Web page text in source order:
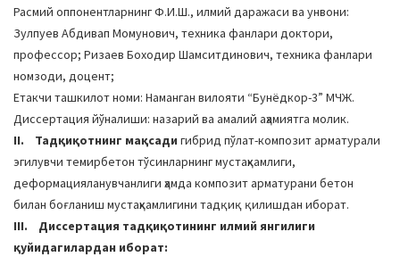
Расмий оппонентларнинг Ф.И.Ш., илмий даражаси ва унвони:
Зулпуев Абдивап Момунович, техника фанлари доктори,
профессор; Ризаев Боходир Шамситдинович, техника фанлари
номзоди, доцент;
Етакчи ташкилот номи: Наманган вилояти “Бунёдкор-3” МЧЖ.
Диссертация йўналиши: назарий ва амалий аҳамиятга молик.
II. Тадқиқотнинг мақсади гибрид пўлат-композит арматурали
эгилувчи темирбетон тўсинларнинг мустаҳкамлиги,
деформацияланувчанлиги ҳамда композит арматурани бетон
билан боғланиш мустаҳкамлигини тадқиқ қилишдан иборат.
III. Диссертация тадқиқотининг илмий янгилиги
қуйидагилардан иборат: